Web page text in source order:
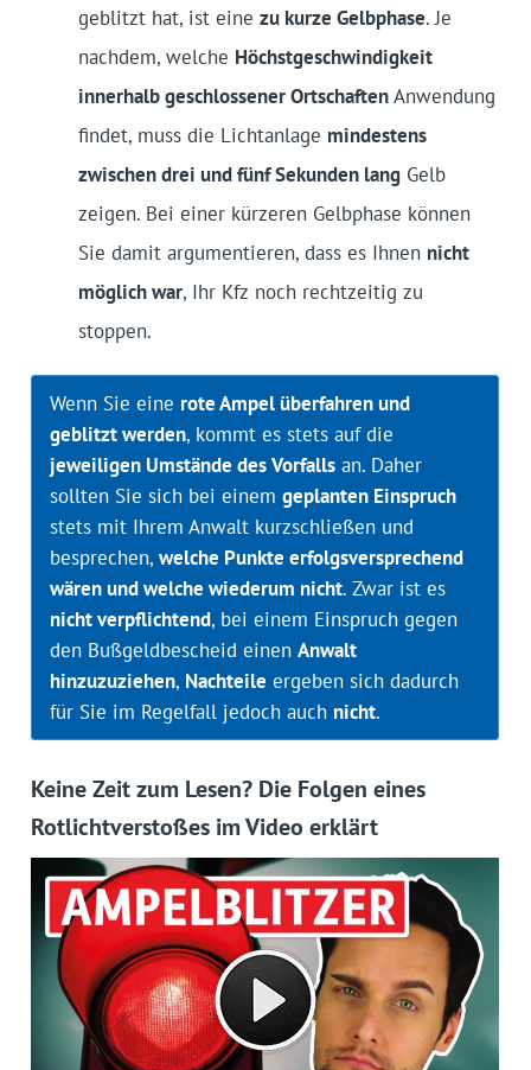
geblitzt hat, ist eine zu kurze Gelbphase. Je
nachdem, welche Höchstgeschwindigkeit
innerhalb geschlossener OrtschaftenAnwendung
findet, muss die Lichtanlage mindestens
zwischen drei und fünf Sekunden langGelb
zeigen. Bei einer kürzeren Gelbphase können
Sie damit argumentieren, dass es Ihnen nicht
möglich war, Ihr Kfz noch rechtzeitig zu
stoppen.
Wenn Sie eine rote Ampel überfahren und
geblitzt werden, kommt es stets auf die
jeweiligen Umstände des Vorfallsan. Daher
sollten Sie sich bei einem geplanten Einspruch
stets mit Ihrem Anwalt kurzschließen und
besprechen, welche Punkte erfolgsversprechend
wären und welche wiederum nicht. Zwar ist es
nicht verpflichtend, bei einem Einspruch gegen
den Bußgeldbescheid einen Anwalt
hinzuzuziehen, Nachteile ergeben sich dadurch
für Sie im Regelfall jedoch auch nicht.
Keine Zeit zum Lesen? Die Folgen eines
Rotlichtverstoßes im Video erklärt